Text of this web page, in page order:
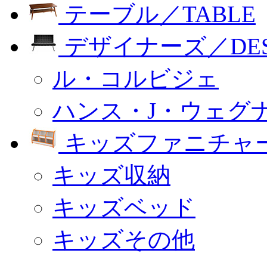
テーブル／TABLE
デザイナーズ／
ル・コルビジェ
ハンス・J・ウェグ
キッズファニチャ
キッズ収納
キッズベッド
キッズその他